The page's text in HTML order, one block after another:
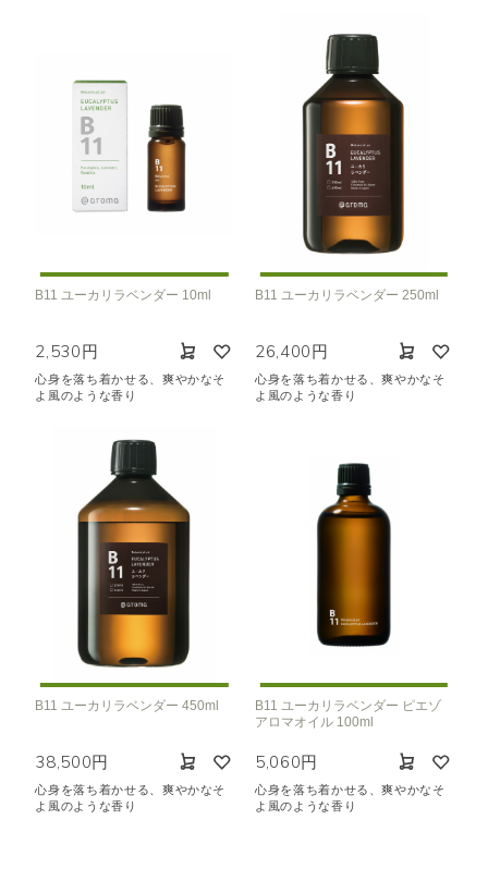
B11 ユーカリラベンダー 10ml
2,530円
心身を落ち着かせる、爽やかなそ
よ風のような香り
B11 ユーカリラベンダー 250ml
26,400円
心身を落ち着かせる、爽やかなそ
よ風のような香り
B11 ユーカリラベンダー 450ml
38,500円
心身を落ち着かせる、爽やかなそ
よ風のような香り
B11 ユーカリラベンダー ピエゾ
アロマオイル 100ml
5,060円
心身を落ち着かせる、爽やかなそ
よ風のような香り